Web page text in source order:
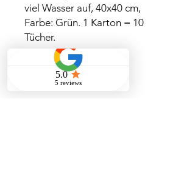
viel Wasser auf, 40x40 cm,
Farbe: Grün. 1 Karton = 10
Tücher.